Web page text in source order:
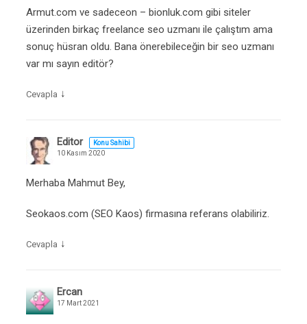
Armut.com ve sadeceon – bionluk.com gibi siteler
üzerinden birkaç freelance seo uzmanı ile çalıştım ama
sonuç hüsran oldu. Bana önerebileceğin bir seo uzmanı
var mı sayın editör?
Cevapla ↓
Editor
Konu Sahibi
10 Kasım 2020
Merhaba Mahmut Bey,
Seokaos.com (SEO Kaos) firmasına referans olabiliriz.
Cevapla ↓
Ercan
17 Mart 2021